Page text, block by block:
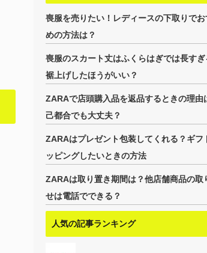
喪服を売りたい！レディースの下取りでお
めの方法は？
喪服のスカート丈はふくらはぎでは長すぎ
裾上げしたほうがいい？
ZARAで店頭購入品を返品するときの理由
己都合でも大丈夫？
ZARAはプレゼント包装してくれる？ギフ
ッピングしたいときの方法
ZARAは取り置き期間は？他店舗商品の取
せは電話でできる？
人気の記事ランキング